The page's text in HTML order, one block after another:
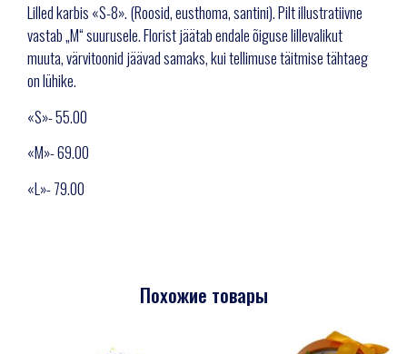
Lilled karbis «S-8». (Roosid, eusthoma, santini). Pilt illustratiivne
vastab „M“ suurusele. Florist jäätab endale õiguse lillevalikut
muuta, värvitoonid jäävad samaks, kui tellimuse täitmise tähtaeg
on lühike.
«S»- 55.00
«M»- 69.00
«L»- 79.00
Похожие товары